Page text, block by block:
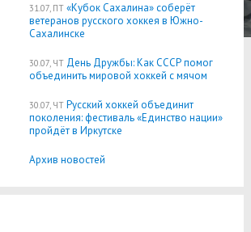
31.07, ПТ «Кубок Сахалина» соберёт
ветеранов русского хоккея в Южно-
Сахалинске
30.07, ЧТ День Дружбы: Как СССР помог
объединить мировой хоккей с мячом
30.07, ЧТ Русский хоккей объединит
поколения: фестиваль «Единство нации»
пройдёт в Иркутске
Архив новостей